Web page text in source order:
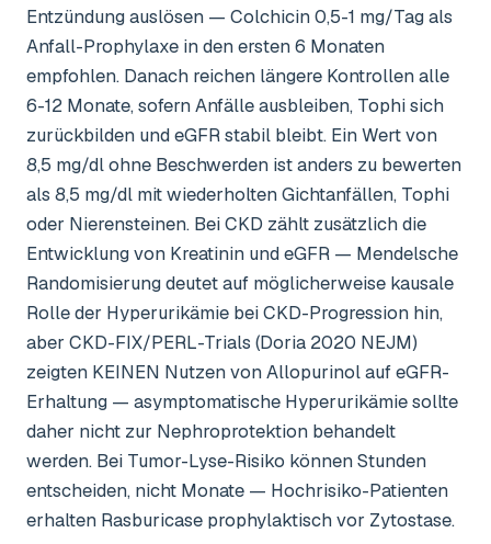
Entzündung auslösen — Colchicin 0,5-1 mg/Tag als
Anfall-Prophylaxe in den ersten 6 Monaten
empfohlen. Danach reichen längere Kontrollen alle
6-12 Monate, sofern Anfälle ausbleiben, Tophi sich
zurückbilden und eGFR stabil bleibt. Ein Wert von
8,5 mg/dl ohne Beschwerden ist anders zu bewerten
als 8,5 mg/dl mit wiederholten Gichtanfällen, Tophi
oder Nierensteinen. Bei CKD zählt zusätzlich die
Entwicklung von Kreatinin und eGFR — Mendelsche
Randomisierung deutet auf möglicherweise kausale
Rolle der Hyperurikämie bei CKD-Progression hin,
aber CKD-FIX/PERL-Trials (Doria 2020 NEJM)
zeigten KEINEN Nutzen von Allopurinol auf eGFR-
Erhaltung — asymptomatische Hyperurikämie sollte
daher nicht zur Nephroprotektion behandelt
werden. Bei Tumor-Lyse-Risiko können Stunden
entscheiden, nicht Monate — Hochrisiko-Patienten
erhalten Rasburicase prophylaktisch vor Zytostase.